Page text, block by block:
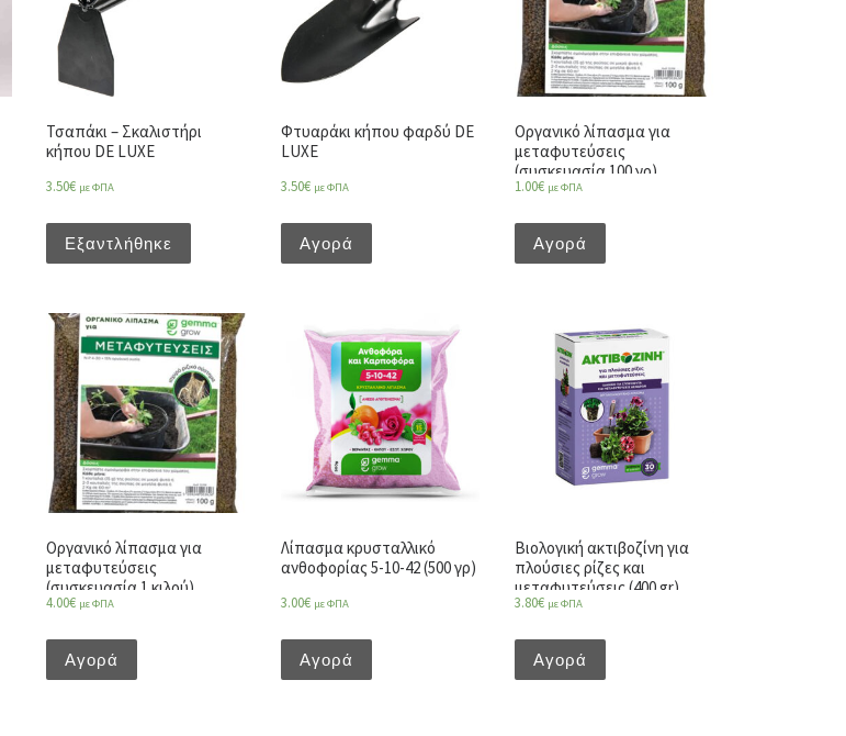
Τσαπάκι – Σκαλιστήρι
κήπου DE LUXE
3.50€ με ΦΠΑ
Εξαντλήθηκε
Φτυαράκι κήπου φαρδύ DE
LUXE
3.50€ με ΦΠΑ
Αγορά
Οργανικό λίπασμα για
μεταφυτεύσεις
(συσκευασία 100 γρ)
1.00€ με ΦΠΑ
Αγορά
Οργανικό λίπασμα για
μεταφυτεύσεις
(συσκευασία 1 κιλού)
4.00€ με ΦΠΑ
Αγορά
Λίπασμα κρυσταλλικό
ανθοφορίας 5-10-42 (500 γρ)
3.00€ με ΦΠΑ
Αγορά
Βιολογική ακτιβοζίνη για
πλούσιες ρίζες και
μεταφυτεύσεις (400 gr)
3.80€ με ΦΠΑ
Αγορά